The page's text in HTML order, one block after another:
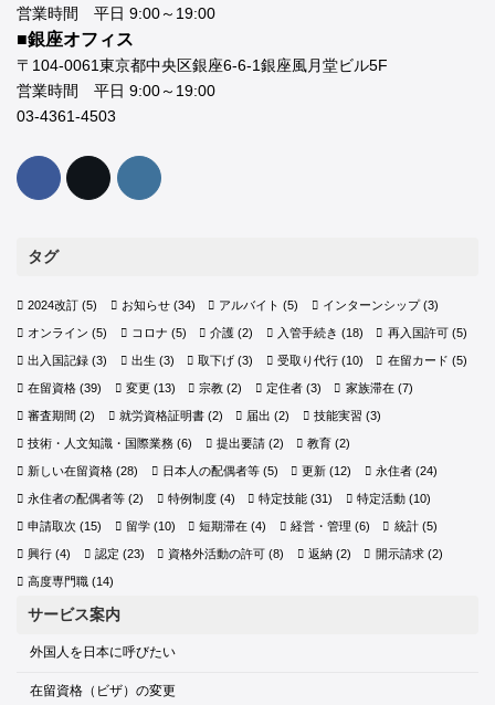
営業時間 平日 9:00～19:00
■銀座オフィス
〒104-0061東京都中央区銀座6-6-1銀座風月堂ビル5F
営業時間 平日 9:00～19:00
03-4361-4503
タグ
2024改訂 (5) お知らせ(34) アルバイト (5) インターンシップ(3)
オンライン (5) コロナ (5) 介護 (2) 入管手続き (18) 再入国許可(5)
出入国記録 (3) 出生 (3) 取下げ (3) 受取り代行(10) 在留カード (5)
在留資格 (39) 変更 (13) 宗教 (2) 定住者(3) 家族滞在(7)
審査期間 (2) 就労資格証明書(2) 届出 (2) 技能実習 (3)
技術・人文知識・国際業務 (6) 提出要請(2) 教育 (2)
新しい在留資格 (28) 日本人の配偶者等(5) 更新 (12) 永住者(24)
永住者の配偶者等 (2) 特例制度(4) 特定技能 (31) 特定活動(10)
申請取次 (15) 留学(10) 短期滞在 (4) 経営・管理 (6) 統計(5)
興行 (4) 認定 (23) 資格外活動の許可 (8) 返納(2) 開示請求(2)
高度専門職 (14)
サービス案内
外国人を日本に呼びたい
在留資格（ビザ）の変更